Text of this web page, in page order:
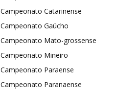
Campeonato Catarinense
Campeonato Gaúcho
Campeonato Mato-grossense
Campeonato Mineiro
Campeonato Paraense
Campeonato Paranaense